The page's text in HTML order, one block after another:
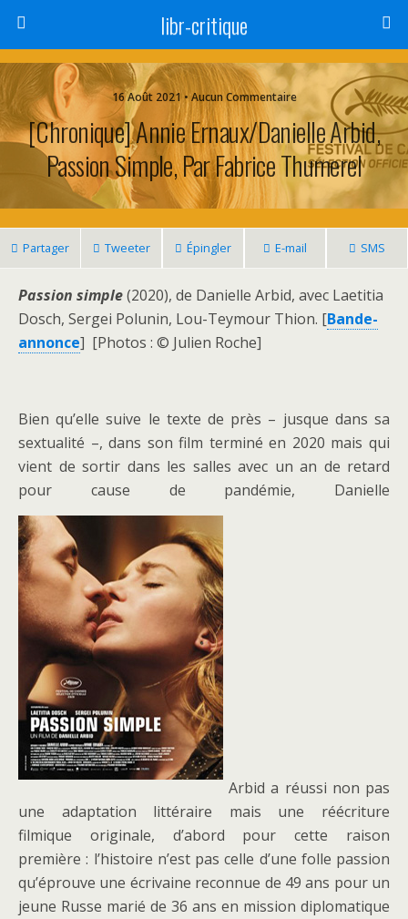
libr-critique
16 Août 2021 • Aucun Commentaire
[Chronique] Annie Ernaux/Danielle Arbid,
Passion Simple, Par Fabrice Thumerel
Partager Tweeter Épingler E-mail SMS
Passion simple(2020), de Danielle Arbid, avec Laetitia
Dosch, Sergei Polunin, Lou-Teymour Thion. [Bande-
annonce] [Photos : © Julien Roche]
Bien qu’elle suive le texte de près – jusque dans sa
sextualité –, dans son film terminé en 2020 mais qui
vient de sortir dans les salles avec un an de retard
pour cause de pandémie, Danielle
Arbid a réussi non pas
une adaptation littéraire mais une réécriture
filmique originale, d’abord pour cette raison
première : l’histoire n’est pas celle d’une folle passion
qu’éprouve une écrivaine reconnue de 49 ans pour un
jeune Russe marié de 36 ans en mission diplomatique